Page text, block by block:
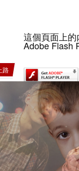
這個頁面上
Adobe Flash
路